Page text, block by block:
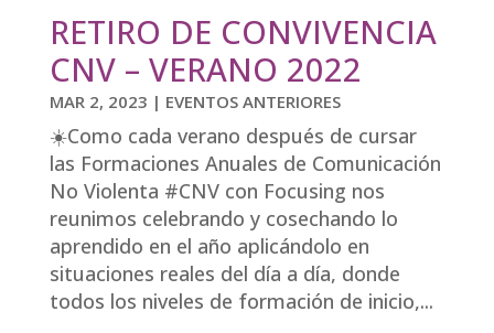
RETIRO DE CONVIVENCIA
CNV – VERANO 2022
MAR 2, 2023 | EVENTOS ANTERIORES
☀️Como cada verano después de cursar
las Formaciones Anuales de Comunicación
No Violenta #CNV con Focusing nos
reunimos celebrando y cosechando lo
aprendido en el año aplicándolo en
situaciones reales del día a día, donde
todos los niveles de formación de inicio,...